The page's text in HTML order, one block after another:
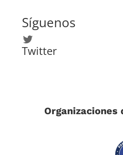
Síguenos
Twitter
Twitter
Organizaciones